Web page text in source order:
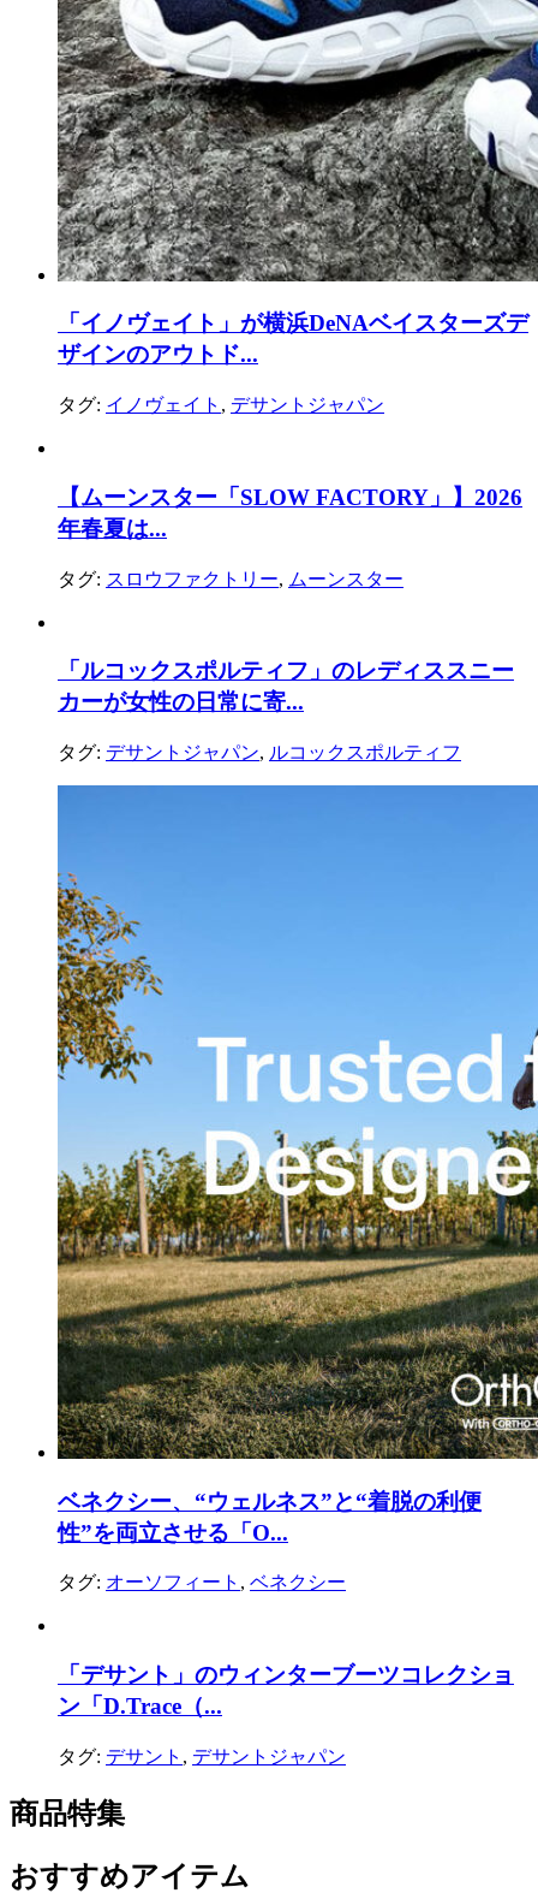
「イノヴェイト」が横浜DeNAベイスターズデ
ザインのアウトド...
タグ: イノヴェイト , デサントジャパン
【ムーンスター「SLOW FACTORY」】2026
年春夏は...
タグ: スロウファクトリー, ムーンスター
「ルコックスポルティフ」のレディススニー
カーが女性の日常に寄...
タグ: デサントジャパン, ルコックスポルティフ
ベネクシー、“ウェルネス”と“着脱の利便
性”を両立させる「O...
タグ: オーソフィート , ベネクシー
「デサント」のウィンターブーツコレクショ
ン「D.Trace（...
タグ: デサント , デサントジャパン
商品特集
おすすめアイテム